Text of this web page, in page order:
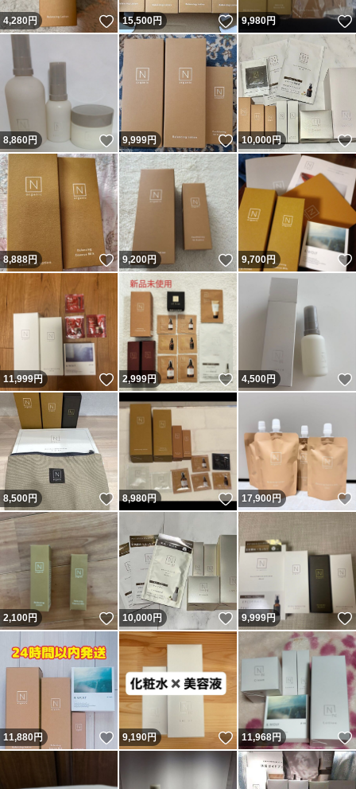
4,280円 いいね！
15,500円 いいね！
9,980円
8,860円 いいね！
9,999円 いいね！
10,000円
8,888円 いいね！
9,200円 いいね！
9,700円
11,999円 いいね！
2,999円 いいね！
4,500円
8,500円 いいね！
8,980円 いいね！
17,900円
2,100円 いいね！
10,000円 いいね！
9,999円
11,880円 いいね！
9,190円 いいね！
11,968円